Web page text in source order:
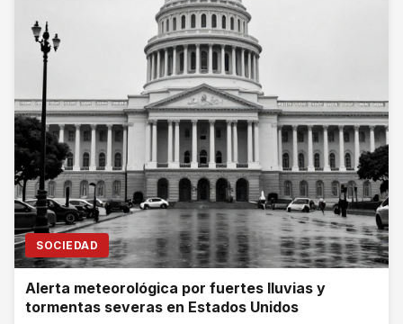
SOCIEDAD
Alerta meteorológica por fuertes lluvias y
tormentas severas en Estados Unidos